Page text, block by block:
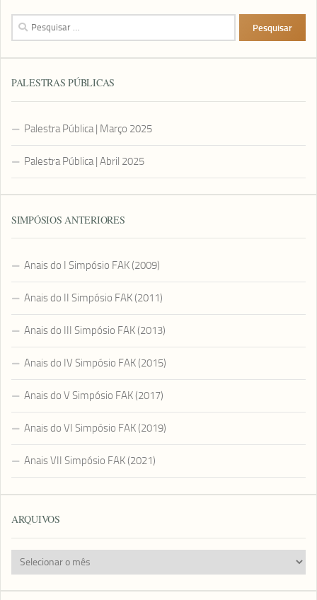
Pesquisar
por:
PALESTRAS PÚBLICAS
Palestra Pública | Março 2025
Palestra Pública | Abril 2025
SIMPÓSIOS ANTERIORES
Anais do I Simpósio FAK (2009)
Anais do II Simpósio FAK (2011)
Anais do III Simpósio FAK (2013)
Anais do IV Simpósio FAK (2015)
Anais do V Simpósio FAK (2017)
Anais do VI Simpósio FAK (2019)
Anais VII Simpósio FAK (2021)
ARQUIVOS
Arquivos